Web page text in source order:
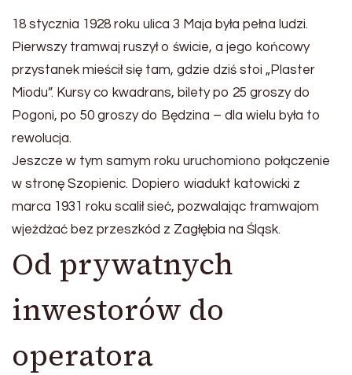
18 stycznia 1928 roku ulica 3 Maja była pełna ludzi.
Pierwszy tramwaj ruszył o świcie, a jego końcowy
przystanek mieścił się tam, gdzie dziś stoi „Plaster
Miodu”. Kursy co kwadrans, bilety po 25 groszy do
Pogoni, po 50 groszy do Będzina – dla wielu była to
rewolucja.
Jeszcze w tym samym roku uruchomiono połączenie
w stronę Szopienic. Dopiero wiadukt katowicki z
marca 1931 roku scalił sieć, pozwalając tramwajom
wjeżdżać bez przeszkód z Zagłębia na Śląsk.
Od prywatnych
inwestorów do
operatora